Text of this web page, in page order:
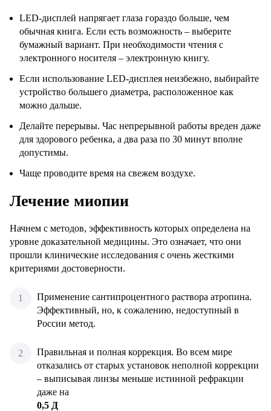
LED-дисплей напрягает глаза гораздо больше, чем
обычная книга. Если есть возможность – выберите
бумажный вариант. При необходимости чтения с
электронного носителя – электронную книгу.
Если использование LED-дисплея неизбежно, выбирайте
устройство большего диаметра, расположенное как
можно дальше.
Делайте перерывы. Час непрерывной работы вреден даже
для здорового ребенка, а два раза по 30 минут вполне
допустимы.
Чаще проводите время на свежем воздухе.
Лечение миопии
Начнем с методов, эффективность которых определена на
уровне доказательной медицины. Это означает, что они
прошли клинические исследования с очень жесткими
критериями достоверности.
Применение сантипроцентного раствора атропина.
Эффективный, но, к сожалению, недоступный в
России метод.
Правильная и полная коррекция. Во всем мире
отказались от старых установок неполной коррекции
– выписывая линзы меньше истинной рефракции
даже на
0,5 Д